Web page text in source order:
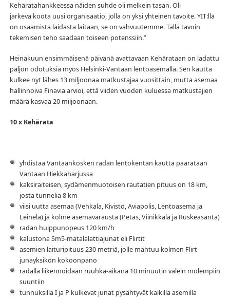
Kehäratahankkeessa näiden suhde oli melkein tasan. Oli
järkevä koota uusi organisaatio, jolla on yksi yhteinen tavoite. YIT:llä
on osaamista laidasta laitaan, se on vahvuutemme. Tällä tavoin
tekemisen teho saadaan toiseen potenssiin.”
Heinäkuun ensimmäisenä päivänä avattavaan Kehärataan on ladattu
paljon odotuksia myös Helsinki-Vantaan lentoasemalla. Sen kautta
kulkee nyt lähes 13 miljoonaa matkustajaa vuosittain, mutta asemaa
hallinnoiva Finavia arvioi, että viiden vuoden kuluessa matkustajien
määrä kasvaa 20 miljoonaan.
10 x Kehärata
yhdistää Vantaankosken radan lentokentän kautta päärataan
Vantaan Hiekkaharjussa
kaksiraiteisen, sydämenmuotoisen rautatien pituus on 18 km,
josta tunnelia 8 km
viisi uutta asemaa (Vehkala, Kivistö, Aviapolis, Lentoasema ja
Leinelä) ja kolme asemavarausta (Petas, Viinikkala ja Ruskeasanta)
radan huippunopeus 120 km/h
kalustona Sm5-matalalattiajunat eli Flirtit
asemien laituripituus 230 metriä, jolle mahtuu kolmen Flirt-­
junayksikön kokoonpano
radalla liikennöidään ruuhka-aikana 10 minuutin välein molempiin
suuntiin
tunnuksilla I ja P kulkevat junat pysähtyvät kaikilla asemilla